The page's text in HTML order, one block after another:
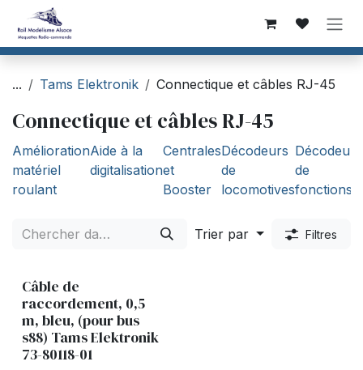
Se rendre au contenu
... Tams Elektronik Connectique et câbles RJ-45
Connectique et câbles RJ-45
Amélioration
matériel
roulant
Aide à la
digitalisation
Centrales
et
Booster
Décodeurs
de
locomotives
Décodeurs
de
fonctions
Trier par Filtres
Câble de
raccordement, 0,5
m, bleu, (pour bus
s88) Tams Elektronik
73-80118-01